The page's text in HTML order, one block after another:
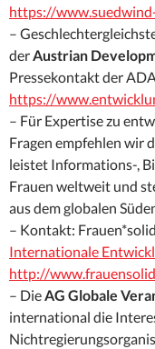
https://
–
derAustrian
Pressekontakt der
https://
– Für Expertise zu
Fragen empfehlen wir
leistet Informations-,
Frauen weltweit und
aus dem globalen
– Kontakt:
Internationale
http://
– DieAG Globale
international die